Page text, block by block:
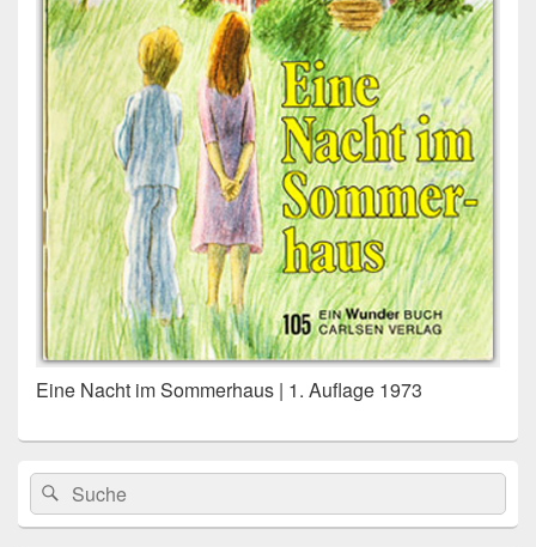
Eine Nacht im Sommerhaus | 1. Auflage 1973
Primärer
Seitenleisten
Widget-
Bereich
Search
for:
Suche